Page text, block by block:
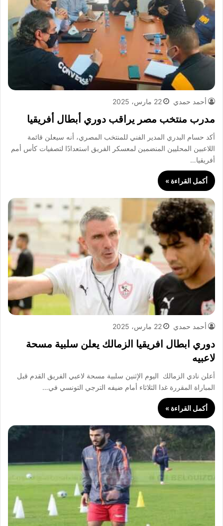
أحمد حمدي 22 مارس، 2025
مدرب منتخب مصر يراقب دوري أبطال أفريقيا
أكد حسام البدري المدير الفني للمنتخب المصري، أنه سيعلن قائمة
اللاعبين المحليين المنضمين لمعسكر الفريق استعدادًا لتصفيات كأس أمم
أفريقيا…
أكمل القراءة »
أحمد حمدي 22 مارس، 2025
دوري ابطال افريقيا الزمالك يعلن سلبية مسحة
لاعبيه
أعلن نادي الزمالك اليوم الإثنين سلبية مسحة لاعبي الفريق القدم قبل
المباراة المقررة غدا الثلاثاء أمام ضيفه الترجي التونسي في…
أكمل القراءة »